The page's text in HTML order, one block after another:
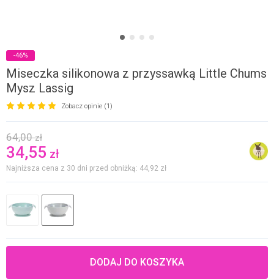
Miseczka silikonowa z przyssawką Little Chums
Mysz Lassig
Zobacz opinie (1)
64,00zł
34,55 zł
Najniższa cena z 30 dni przed obniżką: 44,92 zł
DODAJ DO KOSZYKA
-46%